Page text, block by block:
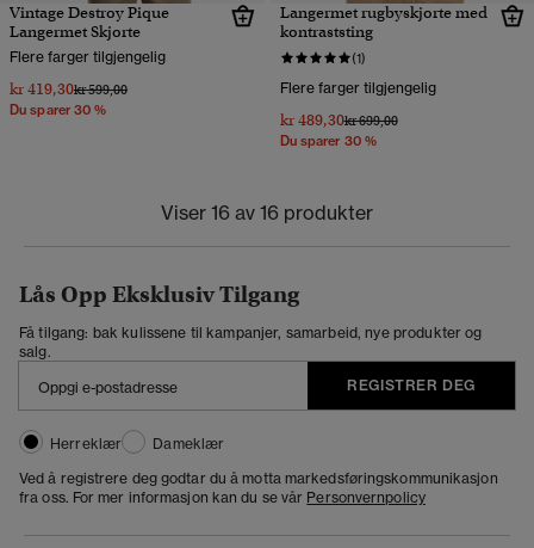
Vintage Destroy Pique
Langermet Skjorte
Flere farger tilgjengelig
kr 419,30Pris nedsatt fra
kr 599,00til
Du sparer 30 %
Langermet rugbyskjorte med
kontraststing
(1)
Flere farger tilgjengelig
kr 489,30Pris nedsatt fra
kr 699,00til
Du sparer 30 %
Viser 16 av 16 produkter
Lås Opp Eksklusiv Tilgang
Få tilgang: bak kulissene til kampanjer, samarbeid, nye produkter og
salg.
REGISTRER DEG
Herreklær
Dameklær
Ved å registrere deg godtar du å motta markedsføringskommunikasjon
fra oss. For mer informasjon kan du se vår Personvernpolicy